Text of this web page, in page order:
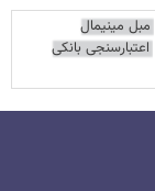
مبل مینیمال
اعتبارسنجی بانکی